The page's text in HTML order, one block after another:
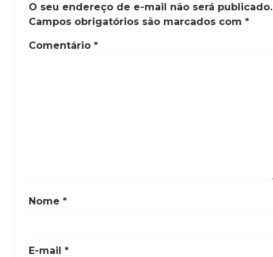
O seu endereço de e-mail não será publicado.
Campos obrigatórios são marcados com *
Comentário *
Nome *
E-mail *